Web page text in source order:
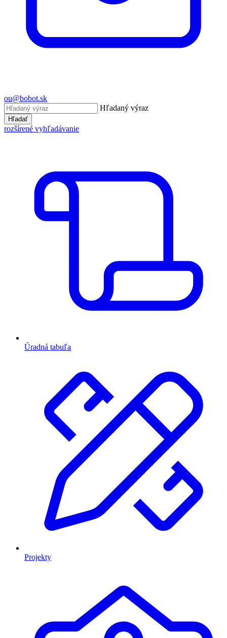
ou@bobot.sk
Hľadaný výraz
Hľadať
rozšírené vyhľadávanie
Úradná tabuľa
Projekty